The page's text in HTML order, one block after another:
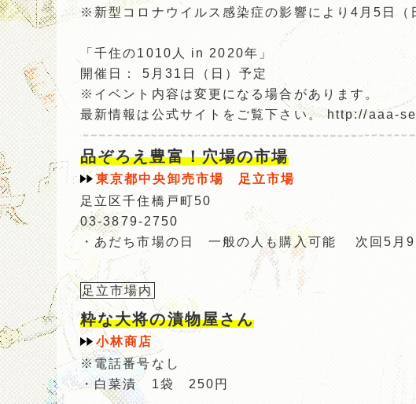
※新型コロナウイルス感染症の影響により4月5日（
「千住の1010人 in 2020年」
開催日： 5月31日（日）予定
※イベント内容は変更になる場合があります。
最新情報は公式サイトをご覧下さい。 http://aaa-
品ぞろえ豊富！穴場の市場
東京都中央卸売市場 足立市場
足立区千住橋戸町50
03-3879-2750
・あだち市場の日 一般の人も購入可能 次回5月9
足立市場内
粋な大将の漬物屋さん
小林商店
※電話番号なし
・白菜漬 1袋 250円